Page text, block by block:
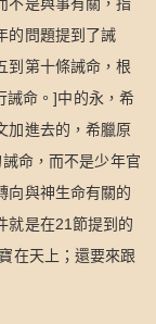
不是與事有關，指
的問題提到了誡
到第十條誡命，根
誡命。]中的永，希
加進去的，希臘原
命，而不是少年官
向與神生命有關的
就是在21節提到的
在天上；還要來跟